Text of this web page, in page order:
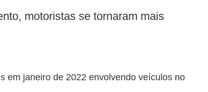
motoristas se tornaram mais
em janeiro de 2022 envolvendo veículos no